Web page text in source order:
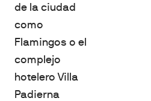
de la ciudad
como
Flamingos o el
complejo
hotelero Villa
Padierna